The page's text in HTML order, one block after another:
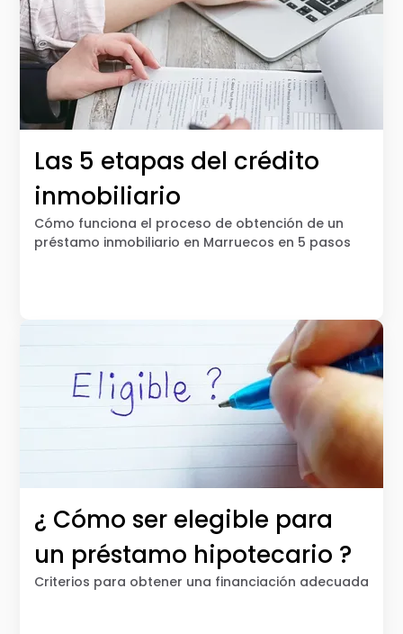
Las 5 etapas del crédito
inmobiliario
Cómo funciona el proceso de obtención de un
préstamo inmobiliario en Marruecos en 5 pasos
¿ Cómo ser elegible para
un préstamo hipotecario ?
Criterios para obtener una financiación adecuada